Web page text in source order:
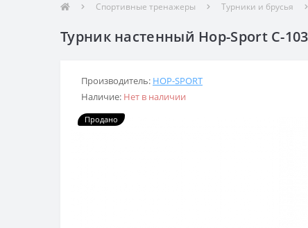
Спортивные тренажеры Турники и брусья
Турник настенный Hop-Sport С-
Производитель: HOP-SPORT
Наличие: Нет в наличии
Продано